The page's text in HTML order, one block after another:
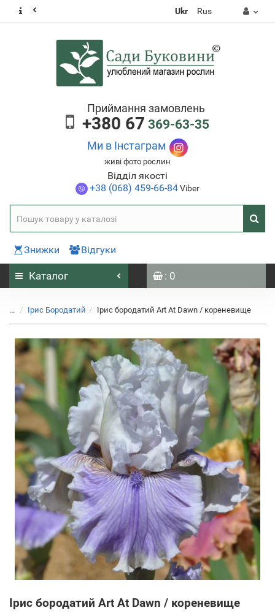
Ukr Rus
Приймання замовлень
+380 67 369-63-35
Ми в Інстаграм
живі фото рослин
Відділ якості
+38 (068) 459-66-84Viber
Знижки Відгуки
Каталог : 0
... Ірис Бородатий Ірис бородатий Art At Dawn / кореневище
Ірис бородатий Art At Dawn / кореневище